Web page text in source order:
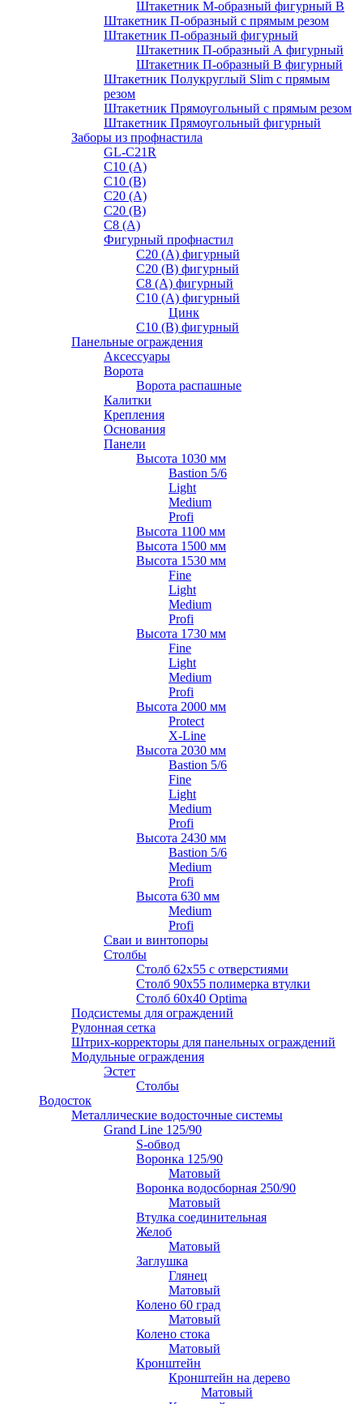
Штакетник М-образный фигурный B
Штакетник П-образный с прямым резом
Штакетник П-образный фигурный
Штакетник П-образный А фигурный
Штакетник П-образный В фигурный
Штакетник Полукруглый Slim с прямым
резом
Штакетник Прямоугольный с прямым резом
Штакетник Прямоугольный фигурный
Заборы из профнастила
GL-С21R
С10 (A)
С10 (В)
С20 (А)
С20 (В)
С8 (A)
Фигурный профнастил
С20 (A) фигурный
С20 (В) фигурный
С8 (A) фигурный
С10 (A) фигурный
Цинк
С10 (В) фигурный
Панельные ограждения
Аксессуары
Ворота
Ворота распашные
Калитки
Крепления
Основания
Панели
Высота 1030 мм
Bastion 5/6
Light
Medium
Profi
Высота 1100 мм
Высота 1500 мм
Высота 1530 мм
Fine
Light
Medium
Profi
Высота 1730 мм
Fine
Light
Medium
Profi
Высота 2000 мм
Protect
X-Line
Высота 2030 мм
Bastion 5/6
Fine
Light
Medium
Profi
Высота 2430 мм
Bastion 5/6
Medium
Profi
Высота 630 мм
Medium
Profi
Сваи и винтопоры
Столбы
Cтолб 62х55 с отверстиями
Cтолб 90х55 полимерка втулки
Столб 60х40 Optima
Подсистемы для ограждений
Рулонная сетка
Штрих-корректоры для панельных ограждений
Модульные ограждения
Эстет
Столбы
Водосток
Металлические водосточные системы
Grand Line 125/90
S-обвод
Воронка 125/90
Матовый
Воронка водосборная 250/90
Матовый
Втулка соединительная
Желоб
Матовый
Заглушка
Глянец
Матовый
Колено 60 град
Матовый
Колено стока
Матовый
Кронштейн
Кронштейн на дерево
Матовый